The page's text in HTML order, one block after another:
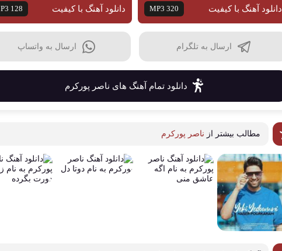
دانلود آهنگ با کیفیت MP3 320 دانلود آهنگ با کیفیت 128
ارسال به تلگرام ارسال به واتساپ
دانلود تمام آهنگ های ناصر پورکرم
مطالب بیشتر از ناصر پورکرم